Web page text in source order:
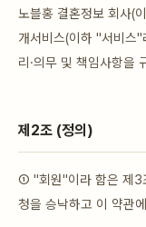
노블홍 결혼정보 회사(
개서비스(이하 "서비스
리·의무 및 책임사항을
제2조 (정의)
① "회원"이라 함은 제3
청을 승낙하고 이 약관